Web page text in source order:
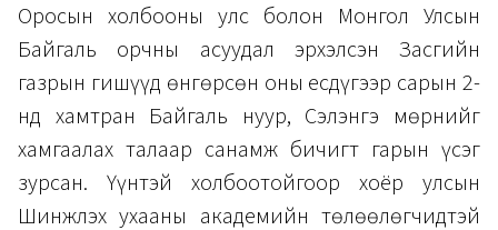
Оросын холбооны улс болон Монгол Улсын
Байгаль орчны асуудал эрхэлсэн Засгийн
газрын гишүүд өнгөрсөн оны есдүгээр сарын 2-
нд хамтран Байгаль нуур, Сэлэнгэ мөрнийг
хамгаалах талаар санамж бичигт гарын үсэг
зурсан. Үүнтэй холбоотойгоор хоёр улсын
Шинжлэх ухааны академийн төлөөлөгчидтэй